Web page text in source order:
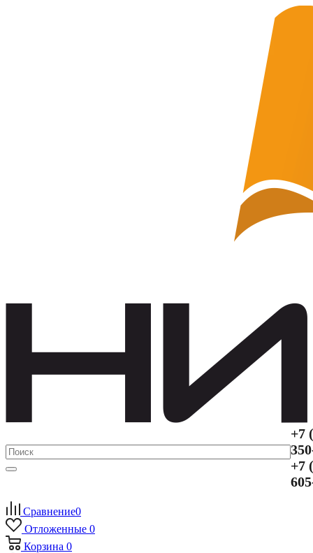
+7
+7
Сравнение0
Отложенные 0
Корзина 0